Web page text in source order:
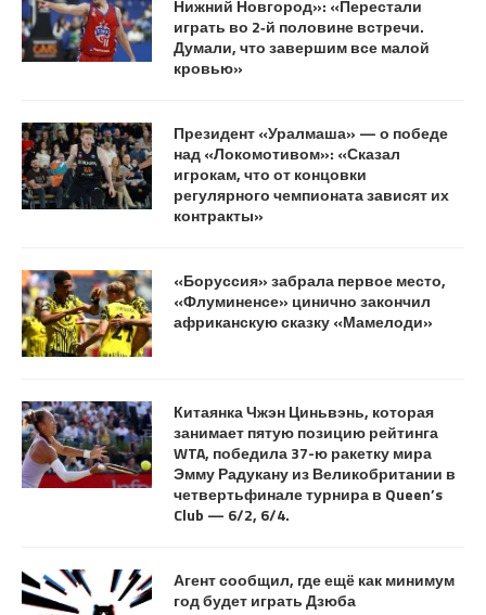
Нижний Новгород»: «Перестали
играть во 2‑й половине встречи.
Думали, что завершим все малой
кровью»
Президент «Уралмаша» — о победе
над «Локомотивом»: «Сказал
игрокам, что от концовки
регулярного чемпионата зависят их
контракты»
«Боруссия» забрала первое место,
«Флуминенсе» цинично закончил
африканскую сказку «Мамелоди»
Китаянка Чжэн Циньвэнь, которая
занимает пятую позицию рейтинга
WTA, победила 37-ю ракетку мира
Эмму Радукану из Великобритании в
четвертьфинале турнира в Queen’s
Club — 6/2, 6/4.
Агент сообщил, где ещё как минимум
год будет играть Дзюба